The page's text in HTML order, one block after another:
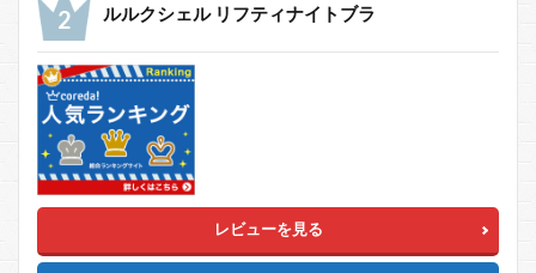
ルルクシェル リフティナイトブラ
レビューを見る